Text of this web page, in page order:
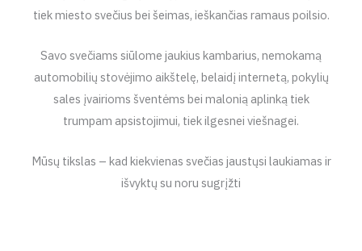
tiek miesto svečius bei šeimas, ieškančias ramaus poilsio.
Savo svečiams siūlome jaukius kambarius, nemokamą
automobilių stovėjimo aikštelę, belaidį internetą, pokylių
sales įvairioms šventėms bei malonią aplinką tiek
trumpam apsistojimui, tiek ilgesnei viešnagei.
Mūsų tikslas – kad kiekvienas svečias jaustųsi laukiamas ir
išvyktų su noru sugrįžti